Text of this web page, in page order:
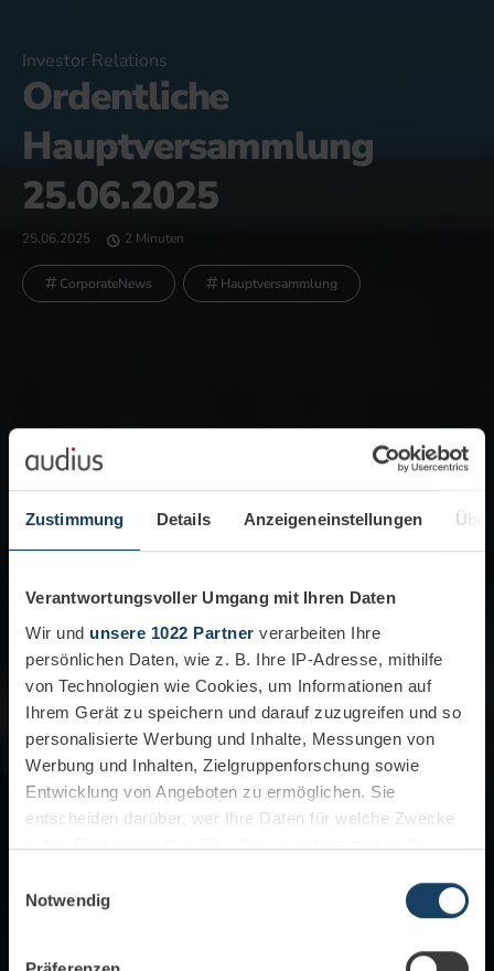
Zustimmung Details Anzeigeneinstellungen
Verantwortungsvoller Umgang mit Ihren Daten
Wir und unsere 1022 Partner verarbeiten Ihre
persönlichen Daten, wie z. B. Ihre IP-Adresse, mithilfe
von Technologien wie Cookies, um Informationen auf
Ihrem Gerät zu speichern und darauf zuzugreifen und so
personalisierte Werbung und Inhalte, Messungen von
Werbung und Inhalten, Zielgruppenforschung sowie
Entwicklung von Angeboten zu ermöglichen. Sie
entscheiden darüber, wer Ihre Daten für welche Zwecke
nutzt. Sie können Ihre Einwilligung jederzeit über die
Trigger Symbol ändern oder widerrufen
Notwendig
Investor Relations
Ordentliche
Hauptversammlung
25.06.2025
25.06.2025 2 Minuten
CorporateNews Hauptversammlung